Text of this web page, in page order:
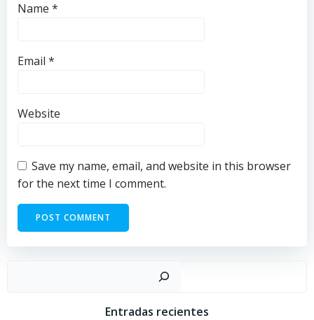
Name *
Email *
Website
Save my name, email, and website in this browser
for the next time I comment.
Entradas recientes